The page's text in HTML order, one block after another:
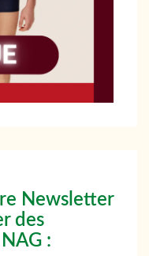
Newsletter
des
: